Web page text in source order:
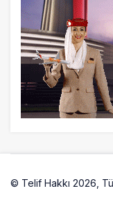
© Telif Hakkı 2026,